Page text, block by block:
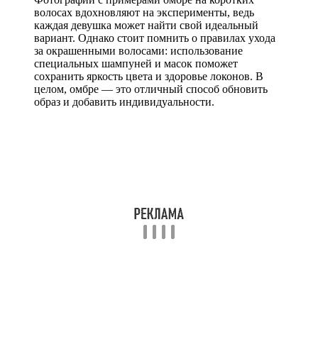
волосах вдохновляют на эксперименты, ведь
каждая девушка может найти свой идеальный
вариант. Однако стоит помнить о правилах ухода
за окрашенными волосами: использование
специальных шампуней и масок поможет
сохранить яркость цвета и здоровье локонов. В
целом, омбре — это отличный способ обновить
образ и добавить индивидуальности.